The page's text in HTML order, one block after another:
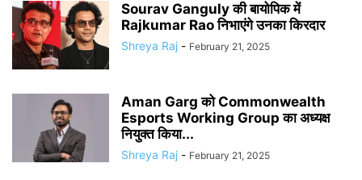
Sourav Ganguly की बायोपिक में
Rajkumar Rao निभाएंगे उनका किरदार
Shreya Raj - February 21, 2025
Aman Garg को Commonwealth
Esports Working Group का अध्यक्ष
नियुक्त किया...
Shreya Raj - February 21, 2025